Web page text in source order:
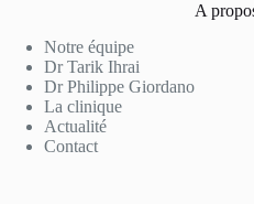
A
Notre équipe
Dr Tarik Ihrai
Dr Philippe Giordano
La clinique
Actualité
Contact